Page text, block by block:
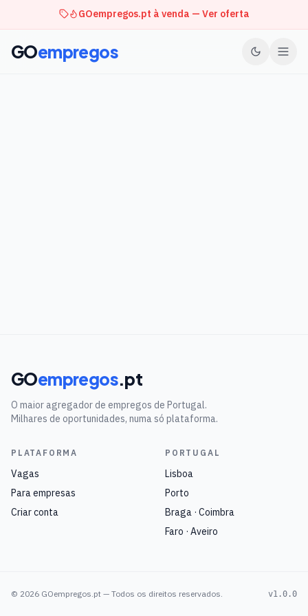
GOempregos.pt à venda — Ver oferta
GOempregos
GOempregos.pt
O maior agregador de empregos de Portugal.
Milhares de oportunidades, numa só plataforma.
PLATAFORMA
Vagas
Para empresas
Criar conta
PORTUGAL
Lisboa
Porto
Braga · Coimbra
Faro · Aveiro
© 2026 GOempregos.pt — Todos os direitos reservados. v1.0.0